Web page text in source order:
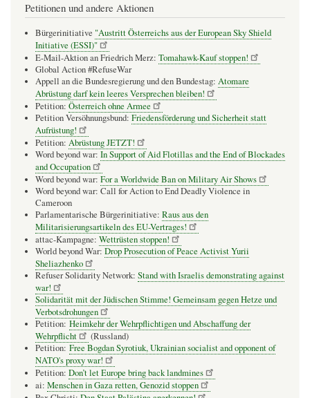
Petitionen und andere Aktionen
Bürgerinitiative "Austritt Österreichs aus der European Sky Shield
Initiative (ESSI)"
E-Mail-Aktion an Friedrich Merz: Tomahawk-Kauf stoppen!
Global Action #RefuseWar
Appell an die Bundesregierung und den Bundestag: Atomare
Abrüstung darf kein leeres Versprechen bleiben!
Petition: Österreich ohne Armee
Petition Versöhnungsbund: Friedensförderung und Sicherheit statt
Aufrüstung!
Petition: Abrüstung JETZT!
Word beyond war: In Support of Aid Flotillas and the End of Blockades
and Occupation
Word beyond war: For a Worldwide Ban on Military Air Shows
Word beyond war: Call for Action to End Deadly Violence in
Cameroon
Parlamentarische Bürgerinitiative: Raus aus den
Militarisierungsartikeln des EU-Vertrages!
attac-Kampagne: Wettrüsten stoppen!
World beyond War: Drop Prosecution of Peace Activist Yurii
Sheliazhenko
Refuser Solidarity Network: Stand with Israelis demonstrating against
war!
Solidarität mit der Jüdischen Stimme! Gemeinsam gegen Hetze und
Verbotsdrohungen
Petition: Heimkehr der Wehrpflichtigen und Abschaffung der
Wehrpflicht
(Russland)
Petition: Free Bogdan Syrotiuk, Ukrainian socialist and opponent of
NATO's proxy war!
Petition: Don’t let Europe bring back landmines
ai: Menschen in Gaza retten, Genozid stoppen